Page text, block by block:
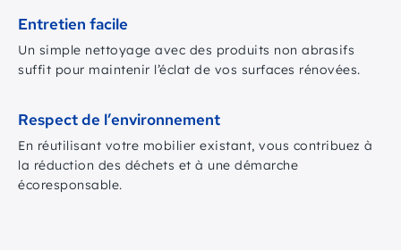
Entretien facile
Un simple nettoyage avec des produits non abrasifs
suffit pour maintenir l’éclat de vos surfaces rénovées.
Respect de l’environnement
En réutilisant votre mobilier existant, vous contribuez à
la réduction des déchets et à une démarche
écoresponsable.